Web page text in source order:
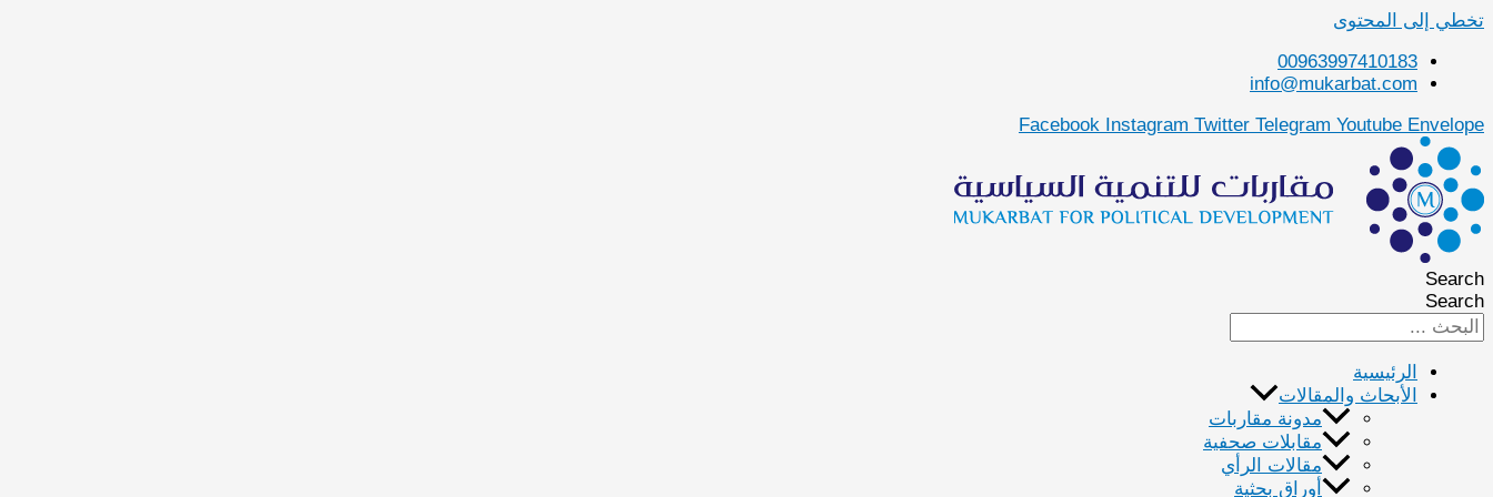
تخطي إلى المحتوى
00963997410183
info@mukarbat.com
Facebook Instagram Twitter Telegram Youtube Envelope
Search
Search
الرئيسية
الأبحاث والمقالات
مدونة مقاربات
مقابلات صحفية
مقالات الرأي
أوراق بحثية